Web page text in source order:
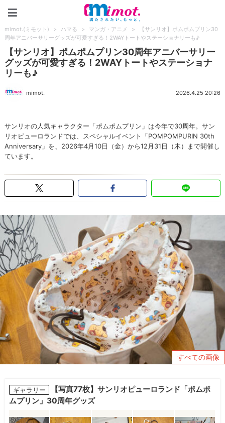
mimot.(ミモット) > ハマる > マンガ・アニメ >
【サンリオ】ポムポムプリン30
周年アニバーサリーグッズが可愛すぎる！2WAYトートやステーショナリーも♪
【サンリオ】ポムポムプリン30周年アニバーサリー
グッズが可愛すぎる！2WAYトートやステーショナ
リーも♪
mimot. 2026.4.25 20:26
サンリオの人気キャラクター「ポムポムプリン」は今年で30周年。サン
リオピューロランドでは、スペシャルイベント「POMPOMPURIN 30th
Anniversary」を、2026年4月10日（金）から12月31日（木）まで開催し
ています。
すべての画像
ギャラリー
【写真77枚】サンリオピューロランド「ポムポ
ムプリン」30周年グッズ